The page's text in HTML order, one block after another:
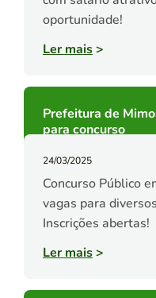
oportunidade!
Ler mais>
Prefeitura de
para concurso
24/03/2025
Concurso Público
vagas para
Inscrições abertas!
Ler mais>